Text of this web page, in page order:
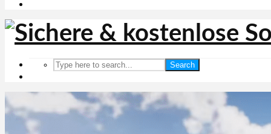
Search